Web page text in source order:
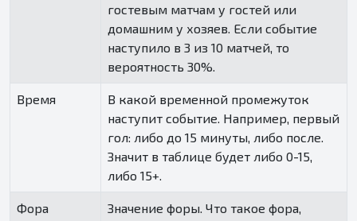
гостевым матчам у гостей или
домашним у хозяев. Если событие
наступило в 3 из 10 матчей, то
вероятность 30%.
Время
В какой временной промежуток
наступит событие. Например, первый
гол: либо до 15 минуты, либо после.
Значит в таблице будет либо 0-15,
либо 15+.
Фора
Значение форы. Что такое фора,